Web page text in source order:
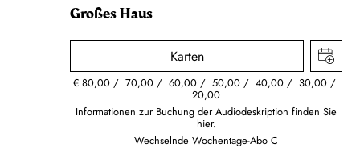
Großes Haus
Karten
€80,00 70,00 60,00 50,00 40,00 30,00
20,00
Informationen zur Buchung der Audiodeskription finden Sie
hier.
Wechselnde Wochentage-Abo C